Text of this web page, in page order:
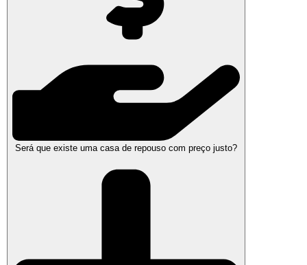
Será que existe uma casa de repouso com preço justo?